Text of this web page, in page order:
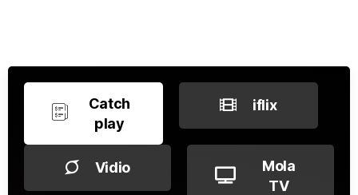
Catch
play
iflix
Vidio
Mola
TV